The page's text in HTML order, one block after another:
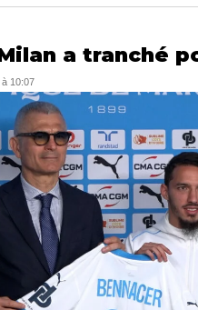
a tranché
10:07